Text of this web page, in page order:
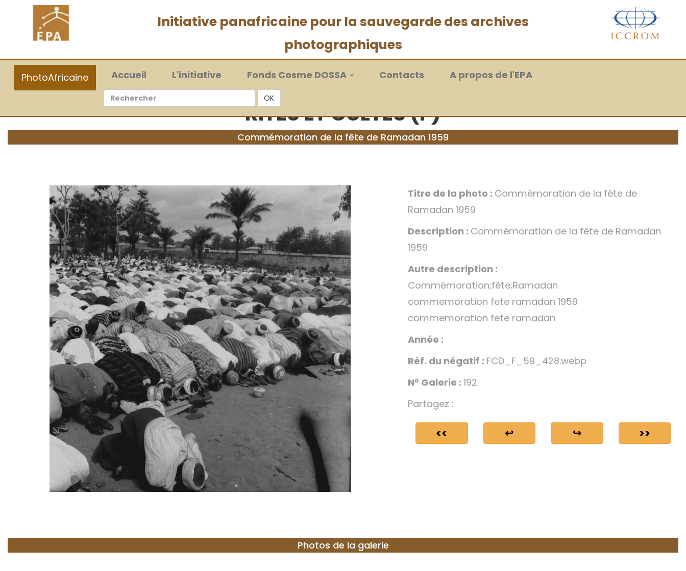
Initiative panafricaine pour la sauvegarde des archives
photographiques
PhotoAfricaine Accueil(current)L'initiative Fonds Cosme DOSSA Contacts A propos de l'EPA
OK
RITES ET CULTES (F)
Commémoration de la fête de Ramadan 1959
Titre de la photo : Commémoration de la fête de
Ramadan 1959
Description : Commémoration de la fête de Ramadan
1959
Autre description :
Commémoration;fête;Ramadan
commemoration fete ramadan 1959
commemoration fete ramadan
Année :
Réf. du négatif : FCD_F_59_428.webp
N° Galerie : 192
Partagez :
<< ↩ ↪ >>
Photos de la galerie